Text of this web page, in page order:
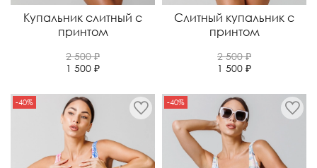
Купальник слитный с
принтом
2 500 ₽
1 500 ₽
Слитный купальник с
принтом
2 500 ₽
1 500 ₽
-40% -40%